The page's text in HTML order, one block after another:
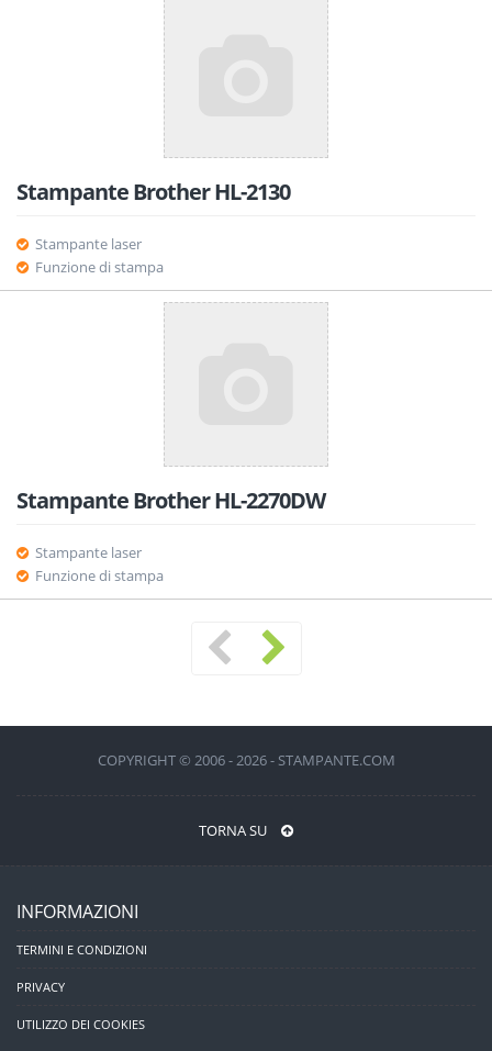
Stampante Brother HL-2130
Stampante laser
Funzione di stampa
Stampante Brother HL-2270DW
Stampante laser
Funzione di stampa
COPYRIGHT © 2006 - 2026 - STAMPANTE.COM
TORNA SU
INFORMAZIONI
TERMINI E CONDIZIONI
PRIVACY
UTILIZZO DEI COOKIES